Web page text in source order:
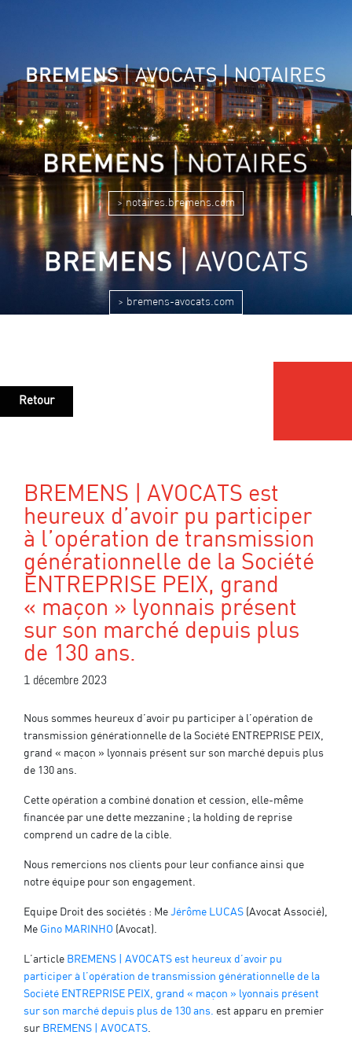
> notaires.bremens.com
> bremens-avocats.com
Retour
BREMENS | AVOCATS est
heureux d’avoir pu participer
à l’opération de transmission
générationnelle de la Société
ENTREPRISE PEIX, grand
« maçon » lyonnais présent
sur son marché depuis plus
de 130 ans.
1 décembre 2023
Nous sommes heureux d’avoir pu participer à l’opération de
transmission générationnelle de la Société ENTREPRISE PEIX,
grand « maçon » lyonnais présent sur son marché depuis plus
de 130 ans.
Cette opération a combiné donation et cession, elle-même
financée par une dette mezzanine ; la holding de reprise
comprend un cadre de la cible.
Nous remercions nos clients pour leur confiance ainsi que
notre équipe pour son engagement.
Equipe Droit des sociétés : Me Jérôme LUCAS (Avocat Associé),
Me Gino MARINHO (Avocat).
L’article BREMENS | AVOCATS est heureux d’avoir pu
participer à l’opération de transmission générationnelle de la
Société ENTREPRISE PEIX, grand « maçon » lyonnais présent
sur son marché depuis plus de 130 ans. est apparu en premier
sur BREMENS | AVOCATS.